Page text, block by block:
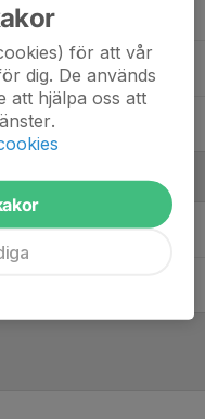
för att vår
dig. De används
att hjälpa oss att